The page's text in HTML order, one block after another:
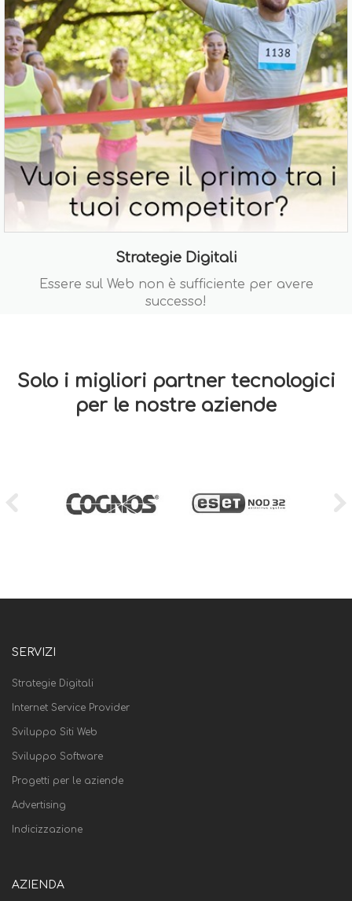
Strategie Digitali
Essere sul Web non è sufficiente per avere
successo!
Solo i migliori partner tecnologici
per le nostre aziende
SERVIZI
Strategie Digitali
Internet Service Provider
Sviluppo Siti Web
Sviluppo Software
Progetti per le aziende
Advertising
Indicizzazione
AZIENDA